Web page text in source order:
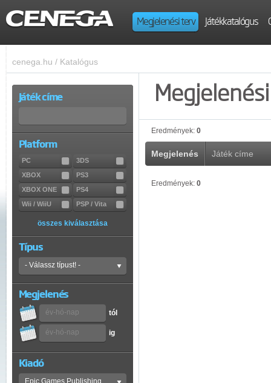
Megjelenési terv Játékkatalógus
cenega.hu / Katalógus
Játék címe
Platform
PC
3DS
XBOX
PS3
XBOX ONE
PS4
Wii / WiiU
PSP / Vita
összes kiválasztása
Típus
Megjelenés
tól
ig
Kiadó
Eredmények: 0
Megjelenés Játék címe
Eredmények: 0